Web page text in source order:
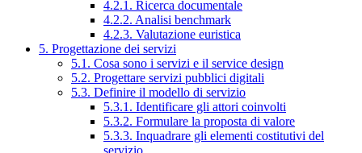
4.2.1. Ricerca documentale
4.2.2. Analisi benchmark
4.2.3. Valutazione euristica
5. Progettazione dei servizi
5.1. Cosa sono i servizi e il service design
5.2. Progettare servizi pubblici digitali
5.3. Definire il modello di servizio
5.3.1. Identificare gli attori coinvolti
5.3.2. Formulare la proposta di valore
5.3.3. Inquadrare gli elementi costitutivi del
servizio